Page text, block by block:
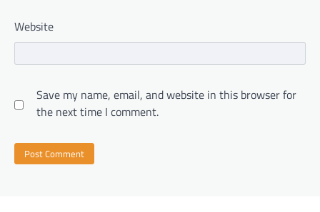
Website
Save my name, email, and website in this browser for
the next time I comment.